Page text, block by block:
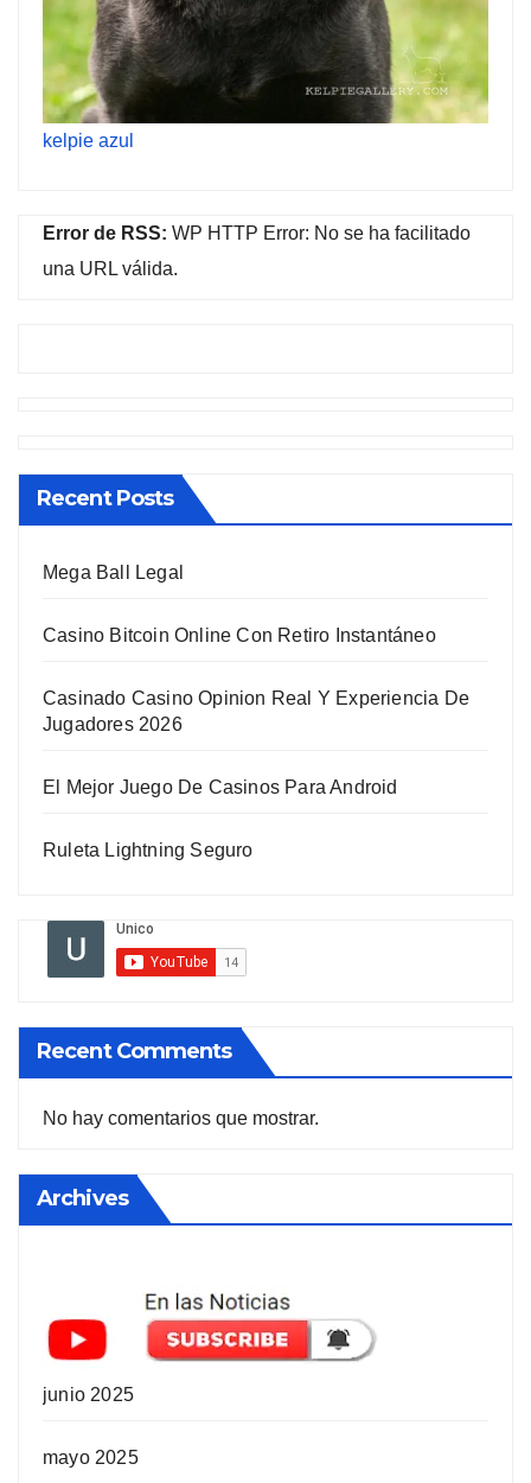
kelpie azul
Error de RSS: WP HTTP Error: No se ha facilitado
una URL válida.
Recent Posts
Mega Ball Legal
Casino Bitcoin Online Con Retiro Instantáneo
Casinado Casino Opinion Real Y Experiencia De
Jugadores 2026
El Mejor Juego De Casinos Para Android
Ruleta Lightning Seguro
Recent Comments
No hay comentarios que mostrar.
Archives
junio 2025
mayo 2025